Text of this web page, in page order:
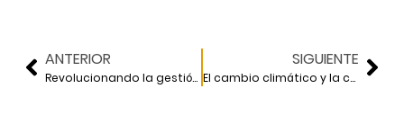
ANTERIOR
Revolucionando la gestión vial
SIGUIENTE
El cambio climático y la construcción